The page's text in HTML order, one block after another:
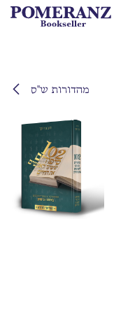
Skip to Content
מהדורות ש"ס